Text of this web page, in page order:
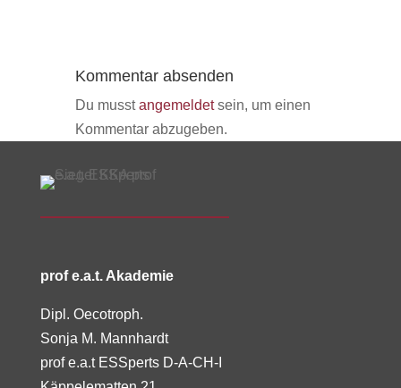
Kommentar absenden
Du musstangemeldetsein, um einen
Kommentar abzugeben.
prof e.a.t. Akademie
Dipl. Oecotroph.
Sonja M. Mannhardt
prof e.a.t ESSperts D-A-CH-I